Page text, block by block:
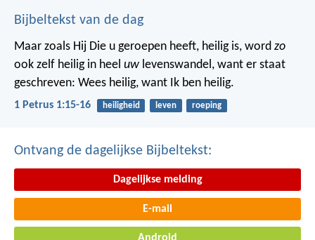
Bijbeltekst van de dag
Maar zoals Hij Die u geroepen heeft, heilig is, word zo
ook zelf heilig in heel uw levenswandel, want er staat
geschreven: Wees heilig, want Ik ben heilig.
1 Petrus 1:15-16 heiligheid leven roeping
Ontvang de dagelijkse Bijbeltekst:
Dagelijkse melding
E-mail